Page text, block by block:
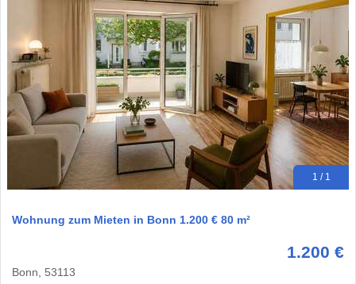
1 / 1
Wohnung zum Mieten in Bonn 1.200 € 80 m²
1.200 €
Bonn, 53113